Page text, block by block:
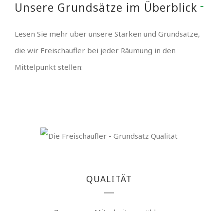
Unsere Grundsätze im Überblick
Lesen Sie mehr über unsere Stärken und Grundsätze,
die wir Freischaufler bei jeder Räumung in den
Mittelpunkt stellen:
QUALITÄT